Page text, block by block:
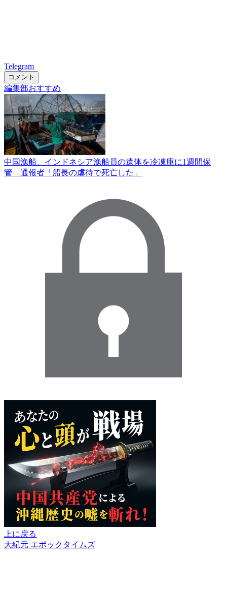
Telegram
コメント
編集部おすすめ
中国漁船、インドネシア漁船員の遺体を冷凍庫に1週間保
管 通報者「船長の虐待で死亡した」
上に戻る
大紀元 エポックタイムズ